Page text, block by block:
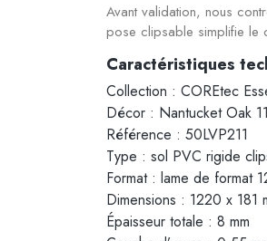
Avant validation, nous
pose clipsable simplifie le
Caractéristiques
Collection : COREtec
Décor : Nantucket Oak 11
Référence : 50LVP211
Type : sol PVC rigide
Format : lame de format
Dimensions : 1220 x 181
Épaisseur totale : 8 mm